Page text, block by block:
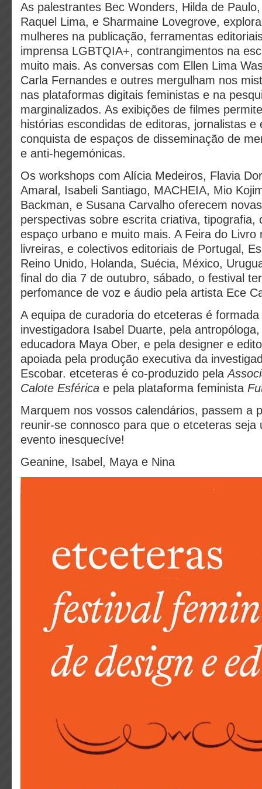
As palestrantes Bec Wonders, Hilda de
Raquel Lima, e Sharmaine Lovegrove,
mulheres na publicação, ferramentas
imprensa LGBTQIA+, contrangimentos na
muito mais. As conversas com Ellen Lima
Carla Fernandes e outres mergulham nos
nas plataformas digitais feministas e na
marginalizados. As exibições de filmes
histórias escondidas de editoras, jornalistas e
conquista de espaços de disseminação de
e anti-hegemónicas.
Os workshops com Alícia Medeiros, Flavia
Amaral, Isabeli Santiago, MACHEIA, Mio
Backman, e Susana Carvalho oferecem
perspectivas sobre escrita criativa, tipografia,
espaço urbano e muito mais. A Feira do Livro
livreiras, e colectivos editoriais de Portugal,
Reino Unido, Holanda, Suécia, México,
final do dia 7 de outubro, sábado, o festival
perfomance de voz e áudio pela artista Ece
A equipa de curadoria do etceteras é
investigadora Isabel Duarte, pela
educadora Maya Ober, e pela designer e
apoiada pela produção executiva da
Escobar. etceteras é co-produzido pela
Calote Esférica e pela plataforma feminista
Marquem nos vossos calendários, passem a
reunir-se connosco para que o etceteras seja
evento inesquecíve!
Geanine, Isabel, Maya e Nina